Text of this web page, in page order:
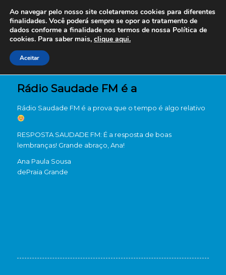
Rádio Saudade FM é a
Rádio Saudade FM é a prova que o tempo é algo relativo
RESPOSTA SAUDADE FM: É a resposta de boas
lembranças! Grande abraço, Ana!
Ana Paula Sousa
dePraia Grande
Ao navegar pelo nosso site coletaremos cookies para diferentes
finalidades. Você poderá sempre se opor ao tratamento de
dados conforme a finalidade nos termos de nossa Política de
cookies. Para saber mais, clique aqui.
Aceitar